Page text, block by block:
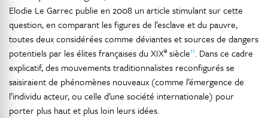
Elodie Le Garrec publie en 2008 un article stimulant sur cette
question, en comparant les figures de l’esclave et du pauvre,
toutes deux considérées comme déviantes et sources de dangers
potentiels par les élites françaises du XIXe siècle11. Dans ce cadre
explicatif, des mouvements traditionnalistes reconfigurés se
saisiraient de phénomènes nouveaux (comme l’émergence de
l’individu acteur, ou celle d’une société internationale) pour
porter plus haut et plus loin leurs idées.